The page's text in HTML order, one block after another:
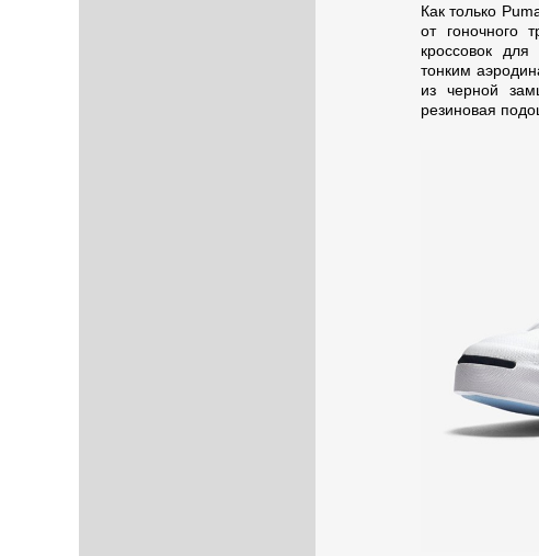
Как только
от гоночного
кроссовок
тонким
из черной
резиновая